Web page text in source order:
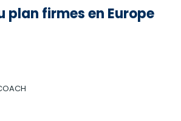
plan firmes en Europe